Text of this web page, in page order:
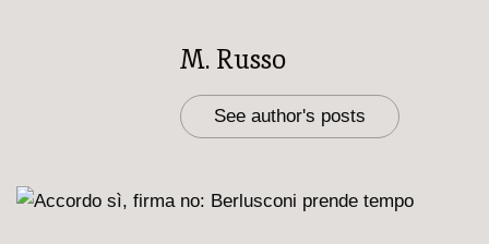
M. Russo
See author's posts